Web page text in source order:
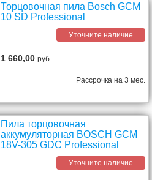
Торцовочная пила Bosch GCM
10 SD Professional
Уточните наличие
1 660,00руб.
Рассрочка на 3 мес.
Пила торцовочная
аккумуляторная BOSCH GCM
18V-305 GDC Professional
Уточните наличие